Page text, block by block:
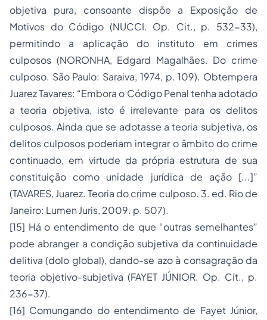
objetiva pura, consoante dispõe a Exposição de
Motivos do Código (NUCCI. Op. Cit., p. 532-33),
permitindo a aplicação do instituto em crimes
culposos (NORONHA, Edgard Magalhães. Do crime
culposo. São Paulo: Saraiva, 1974, p. 109). Obtempera
Juarez Tavares: “Embora o Código Penal tenha adotado
a teoria objetiva, isto é irrelevante para os delitos
culposos. Ainda que se adotasse a teoria subjetiva, os
delitos culposos poderiam integrar o âmbito do crime
continuado, em virtude da própria estrutura de sua
constituição como unidade jurídica de ação [...]”
(TAVARES, Juarez.Teoria do crime culposo. 3. ed. Rio de
Janeiro: Lumen Juris, 2009. p. 507).
[15] Há o entendimento de que “outras semelhantes”
pode abranger a condição subjetiva da continuidade
delitiva (dolo global), dando-se azo à consagração da
teoria objetivo-subjetiva (FAYET JÚNIOR. Op. Cit., p.
236-37).
[16] Comungando do entendimento de Fayet Júnior,